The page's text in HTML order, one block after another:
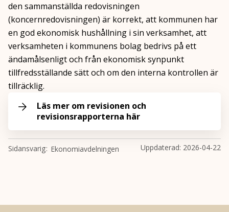
den sammanställda redovisningen
(koncernredovisningen) är korrekt, att kommunen har
en god ekonomisk hushållning i sin verksamhet, att
verksamheten i kommunens bolag bedrivs på ett
ändamålsenligt och från ekonomisk synpunkt
tillfredsställande sätt och om den interna kontrollen är
tillräcklig.
Läs mer om revisionen och
revisionsrapporterna här
Ekonomiavdelningen
Sidansvarig Uppdaterad: 2026-04-22